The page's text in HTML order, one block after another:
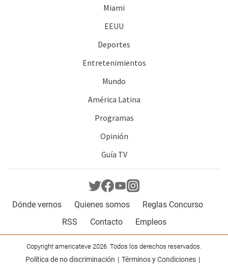
Miami
EEUU
Deportes
Entretenimientos
Mundo
América Latina
Programas
Opinión
Guía TV
Dónde vernos Quienes somos
Reglas Concurso
RSS
Contacto Empleos
Copyright americateve 2026. Todos los derechos reservados.
Política de no discriminación Términos y Condiciones